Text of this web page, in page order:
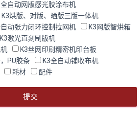
全自动网版感光胶涂布机
K3烘版、对版、晒版三版一体机
自动张力闭环控制拉网机
K3网版智烘箱
K3激光直刻制版机
K3丝网印刷精密机印台板
PU胶条
K3全自动铺收布机
耗材 配件
提交